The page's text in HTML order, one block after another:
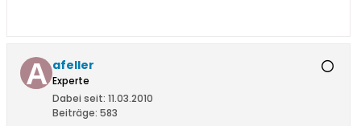
afeller
Experte
Dabei seit: 11.03.2010
Beiträge: 583